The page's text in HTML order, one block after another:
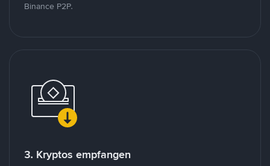
Binance P2P.
3. Kryptos empfangen